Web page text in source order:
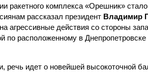
ракетного комплекса «Орешник» стало
рассказал президент Владимир
агрессивные действия со стороны
по расположенному в
идет о новейшей высокоточной